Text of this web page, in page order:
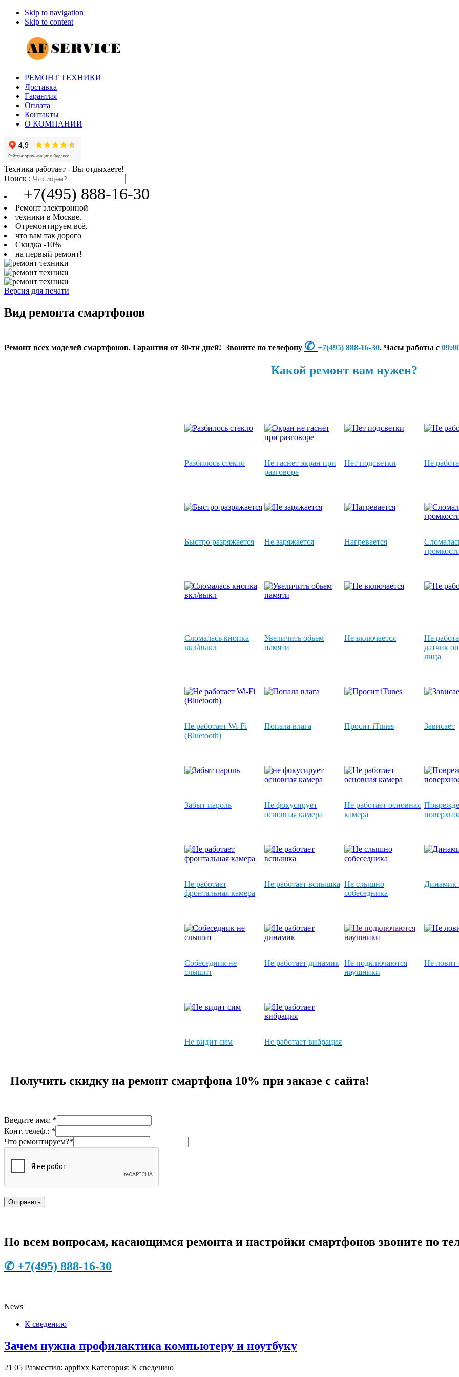
Skip to navigation
Skip to content
РЕМОНТ ТЕХНИКИ
Доставка
Гарантия
Оплата
Контакты
О КОМПАНИИ
Техника работает - Вы отдыхаете!
Поиск :
+7(495) 888-16-30
Ремонт электронной
техники в Москве.
Отремонтируем всё,
что вам так дорого
Скидка -10%
на первый ремонт!
Версия для печати
Вид ремонта смартфонов
Ремонт всех моделей смартфонов. Гарантия от 30-ти дней! Звоните по телефону ✆ +7(495) 888-16-30. Часы работы с
Какой ремонт вам нужен?
Разбилось стекло
Не гаснет экран при
разговоре
Нет подсветки Не
Быстро разряжается Не заряжается Нагревается
Сломалась кнопка
вкл/выкл
Увеличить обьем
памяти
Не включается
Не
датчик
лица
Не работает Wi-Fi
(Bluetooth)
Попала влага Просит iTunes Зависает
Забыт пароль
Не фокусирует
основная камера
Не работает основная
камера
Не работает
фронтальная камера
Не работает вспышка Не слышно
собеседника
Динамик
Собеседник не
слышит
Не работает динамик Не подключаются
наушники
Не ловит
Не видит сим Не работает вибрация
Получить скидку на ремонт смартфона 10% при заказе с сайта!
Введите имя: *
Конт. телеф.: *
Что ремонтируем?*
По всем вопросам, касающимся ремонта и настройки смартфонов звоните по
✆ +7(495) 888-16-30
News
К сведению
Зачем нужна профилактика компьютеру и ноутбуку
21 05 Разместил: appfixx Категория: К сведению